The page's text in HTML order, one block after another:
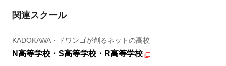
関連スクール
KADOKAWA・ドワンゴが創るネットの高校
N高等学校・S高等学校・R高等学校